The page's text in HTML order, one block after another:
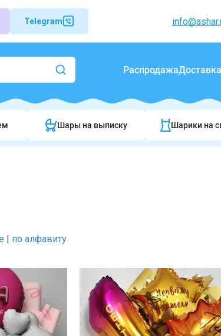
Telegram
РаспродажаДоставка
Шары на выписку Шарики на
по алфавиту